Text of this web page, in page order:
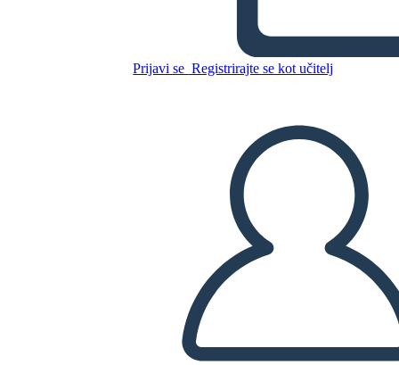
Prijavi se Registrirajte se kot učitelj
Kopirajte to snemalno knjigo
USTVARITE SNEMALNO KNJIGO
PREBERI MI